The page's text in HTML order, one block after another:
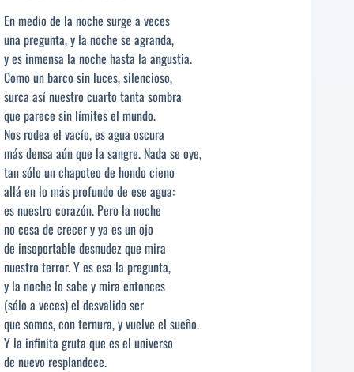
En medio de la noche surge a veces
una pregunta, y la noche se agranda,
y es inmensa la noche hasta la angustia.
Como un barco sin luces, silencioso,
surca así nuestro cuarto tanta sombra
que parece sin límites el mundo.
Nos rodea el vacío, es agua oscura
más densa aún que la sangre. Nada se oye,
tan sólo un chapoteo de hondo cieno
allá en lo más profundo de ese agua:
es nuestro corazón. Pero la noche
no cesa de crecer y ya es un ojo
de insoportable desnudez que mira
nuestro terror. Y es esa la pregunta,
y la noche lo sabe y mira entonces
(sólo a veces) el desvalido ser
que somos, con ternura, y vuelve el sueño.
Y la infinita gruta que es el universo
de nuevo resplandece.